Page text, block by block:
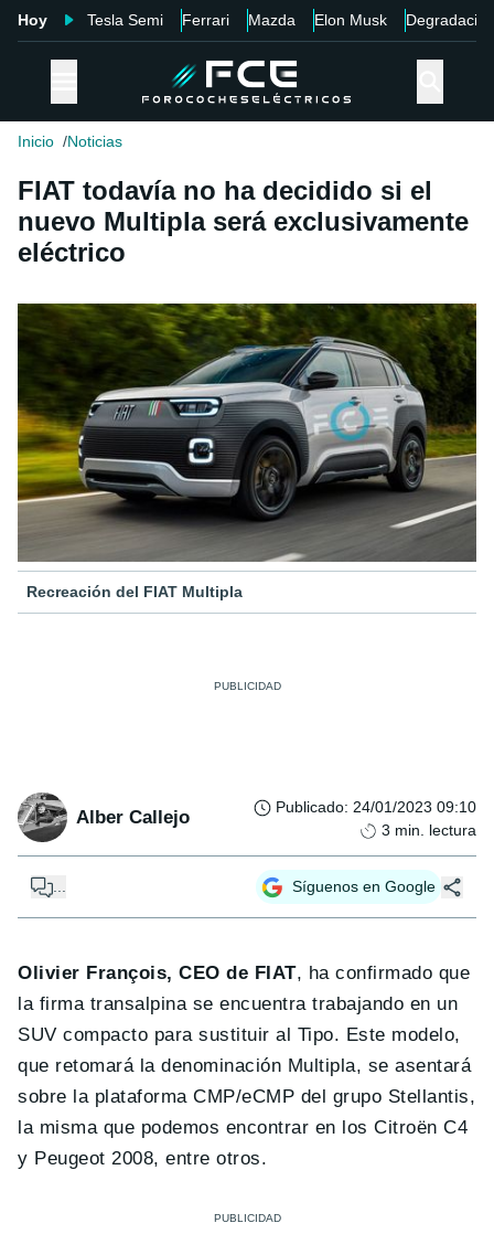
Hoy Tesla Semi Ferrari Mazda Elon Musk Degradación
Inicio Noticias
FIAT todavía no ha decidido si el
nuevo Multipla será exclusivamente
eléctrico
Recreación del FIAT Multipla
Alber Callejo Publicado: 24/01/2023 09:10
3 min. lectura
... Síguenos en Google
Olivier François, CEO de FIAT, ha confirmado que
la firma transalpina se encuentra trabajando en un
SUV compacto para sustituir al Tipo. Este modelo,
que retomará la denominación Multipla, se asentará
sobre la plataforma CMP/eCMP del grupo Stellantis,
la misma que podemos encontrar en los Citroën C4
y Peugeot 2008, entre otros.